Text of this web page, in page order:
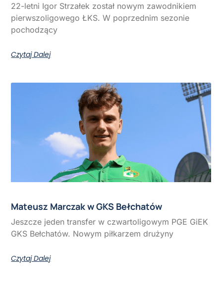
22-letni Igor Strzałek został nowym zawodnikiem
pierwszoligowego ŁKS. W poprzednim sezonie
pochodzący
Czytaj Dalej
Mateusz Marczak w GKS Bełchatów
Jeszcze jeden transfer w czwartoligowym PGE GiEK
GKS Bełchatów. Nowym piłkarzem drużyny
Czytaj Dalej